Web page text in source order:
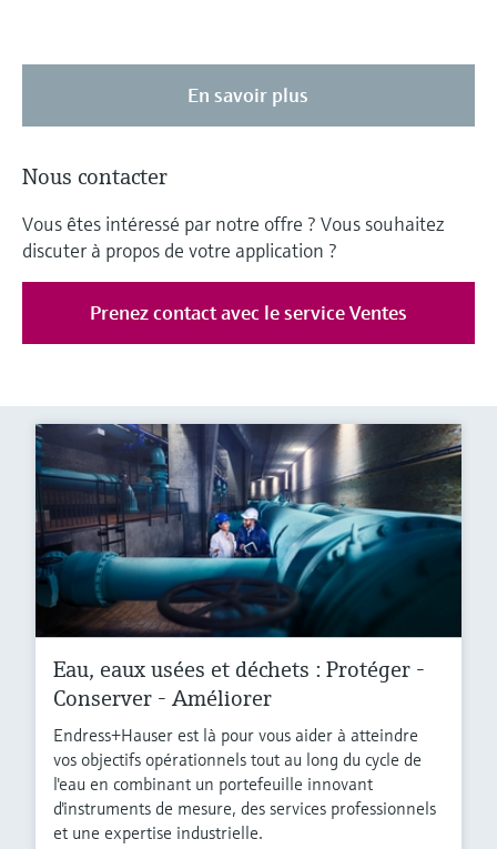
En savoir plus
Nous contacter
Vous êtes intéressé par notre offre ? Vous souhaitez
discuter à propos de votre application ?
Prenez contact avec le service Ventes
Eau, eaux usées et déchets : Protéger -
Conserver - Améliorer
Endress+Hauser est là pour vous aider à atteindre
vos objectifs opérationnels tout au long du cycle de
l'eau en combinant un portefeuille innovant
d'instruments de mesure, des services professionnels
et une expertise industrielle.